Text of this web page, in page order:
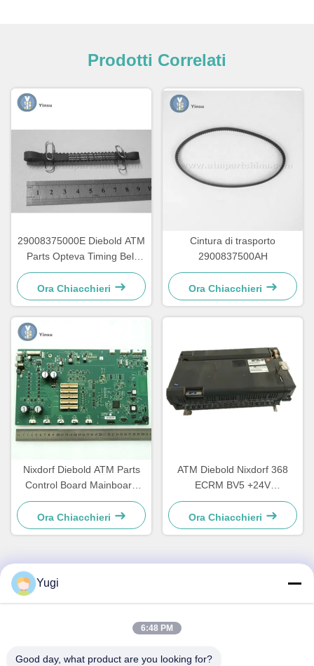
Prodotti Correlati
29008375000E Diebold ATM
Parts Opteva Timing Belt
cintura di trasporto 67T
Ora Chiacchieri
Cintura di trasporto
2900837500AH
Ora Chiacchieri
Nixdorf Diebold ATM Parts
Control Board Mainboard
CCA Discovery
49242480000B
Ora Chiacchieri
ATM Diebold Nixdorf 368
ECRM BV5 +24V
Acceptatore di bollette
Validatore parti
49238415000A
Ora Chiacchieri
Contatto rapido
Xingye EastRoad, Shunjiang Community Industrial Park,
Yugi
6:48 PM
Good day, what product are you looking for?